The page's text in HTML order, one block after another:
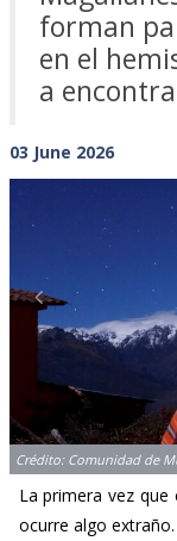
forman
en el
a
03 June 2026
Crédito: Comunidad de
La primera vez que
ocurre algo